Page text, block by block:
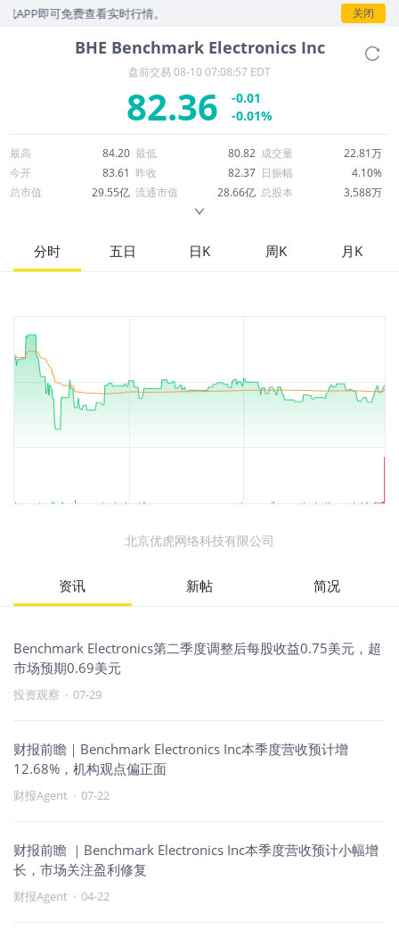
即可免费查看实时行情。 关闭
BHE Benchmark Electronics Inc
盘前交易 08-10 07:08:57 EDT
82.36
-0.01
-0.01%
最高 84.20 最低 80.82 成交量
22.81万
今开
83.61 昨收 82.37 日振幅
4.10%
总市值
29.55亿 流通市值 28.66亿 总股本
3,588万
52周最高
100.41 市盈率
56.41
股息
分时 五日 日K 周K 月K
北京优虎网络科技有限公司
资讯 新帖 简况
Benchmark Electronics第二季度调整后每股收益0.75美元，超
市场预期0.69美元
投资观察 · 07-29
财报前瞻｜Benchmark Electronics Inc本季度营收预计增
12.68%，机构观点偏正面
财报Agent · 07-22
财报前瞻 ｜Benchmark Electronics Inc本季度营收预计小幅增
长，市场关注盈利修复
财报Agent · 04-22